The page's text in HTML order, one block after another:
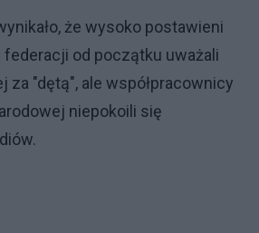
że wysoko postawieni
federacji od początku uważali
za "dętą", ale współpracownicy
niepokoili się